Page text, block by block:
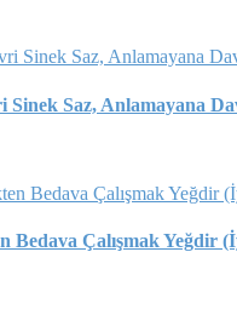
Sinek Saz, Anlamayana
Bedava Çalışmak Yeğdir